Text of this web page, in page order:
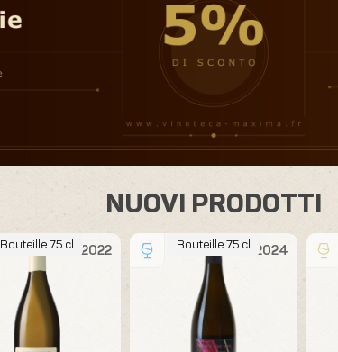
NUOVI PRODOTTI
2022
Bouteille 75 cl 2024
Bouteille 75 cl